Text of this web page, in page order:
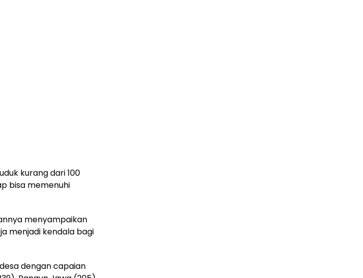
kurang dari 100
bisa memenuhi
menyampaikan
menjadi kendala bagi
dengan capaian